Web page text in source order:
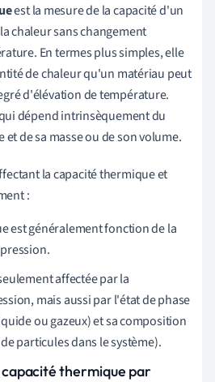
est la mesure de la capacité d'un
chaleur sans changement
En termes plus simples, elle
de chaleur qu'un matériau peut
d'élévation de température.
dépend intrinsèquement du
et de sa masse ou de son volume.
la capacité thermique et
:
est généralement fonction de la
affectée par la
mais aussi par l'état de phase
ou gazeux) et sa composition
particules dans le système).
thermique par